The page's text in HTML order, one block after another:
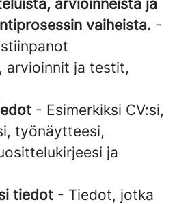
arvioinneista ja
vaiheista. -
arvioinnit ja testit,
- Esimerkiksi CV:si,
työnäytteesi,
ja
tiedot - Tiedot, jotka